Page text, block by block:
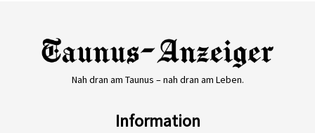
Nah dran am Taunus – nah dran am Leben.
Information